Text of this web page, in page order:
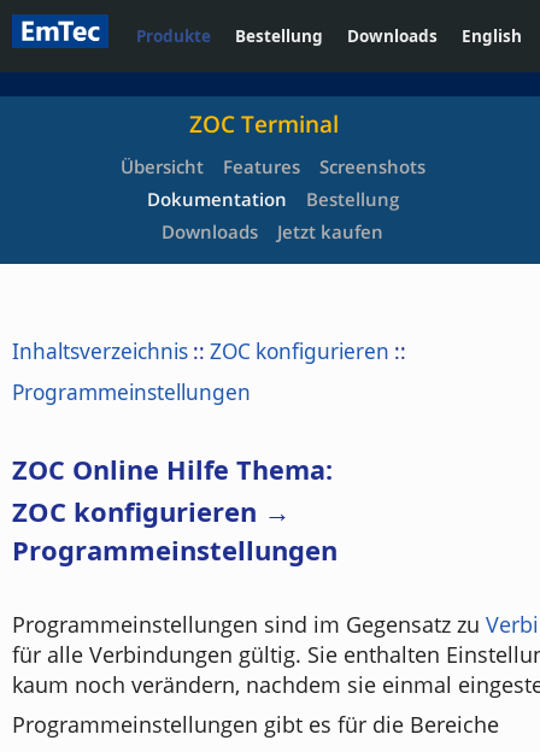
Produkte Bestellung Downloads English
ZOC Terminal
Übersicht Features
Screenshots
Dokumentation
Bestellung
Downloads
Jetzt kaufen
Inhaltsverzeichnis :: ZOC konfigurieren ::
Programmeinstellungen
ZOC Online Hilfe Thema:
ZOC konfigurieren →
Programmeinstellungen
Programmeinstellungen sind im Gegensatz zu
für alle Verbindungen gültig. Sie enthalten
kaum noch verändern, nachdem sie einmal
Programmeinstellungen gibt es für die Bereiche